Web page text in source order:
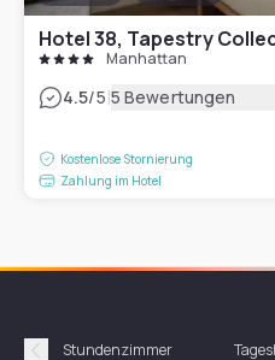
Hotel 38, Tapestry
Manhattan
4.5/5|5 Bewertungen
Kostenlose Stornierung
Zahlung im Hotel
Stundenzimmer